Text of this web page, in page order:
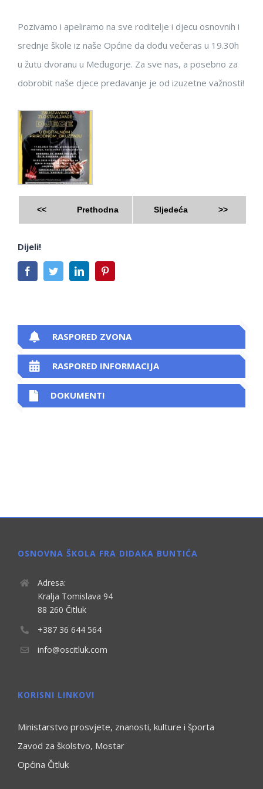
Pozivamo i apeliramo na sve roditelje i djecu osnovnih i
srednje škole iz naše Općine da dođu večeras u 19.30h
u žutu dvoranu u Međugorje. Za sve nas, a posebno za
dobrobit naše djece predavanje je od izuzetne važnosti!
<< Prethodna Sljedeća >>
Dijeli!
FacebookTwitterLinkedIn
RASPORED ZVONA
RASPORED INFORMACIJA
DOKUMENTI
OSNOVNA ŠKOLA FRA DIDAKA BUNTIĆA
Adresa:
Kralja Tomislava 94
88 260 Čitluk
+387 36 644 564
info@oscitluk.com
KORISNI LINKOVI
Ministarstvo prosvjete, znanosti, kulture i športa
Zavod za školstvo, Mostar
Općina Čitluk